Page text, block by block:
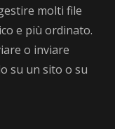
molti file
e più ordinato.
o inviare
su un sito o su